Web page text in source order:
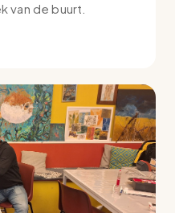
van de buurt.